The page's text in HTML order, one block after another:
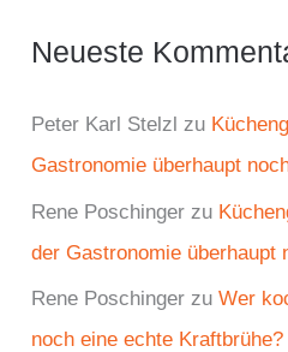
Neueste
Peter Karl Stelzl zu
Gastronomie überhaupt
Rene Poschinger zu
der Gastronomie überhaupt
Rene Poschinger zuWer
noch eine echte Kraftbrühe?